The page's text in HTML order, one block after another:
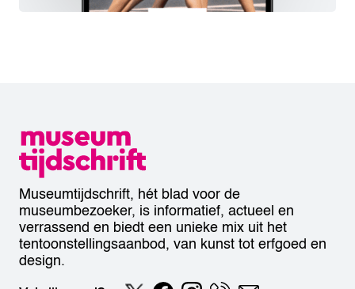
Museumtijdschrift, hét blad voor de
museumbezoeker, is informatief, actueel en
verrassend en biedt een unieke mix uit het
tentoonstellingsaanbod, van kunst tot erfgoed en
design.